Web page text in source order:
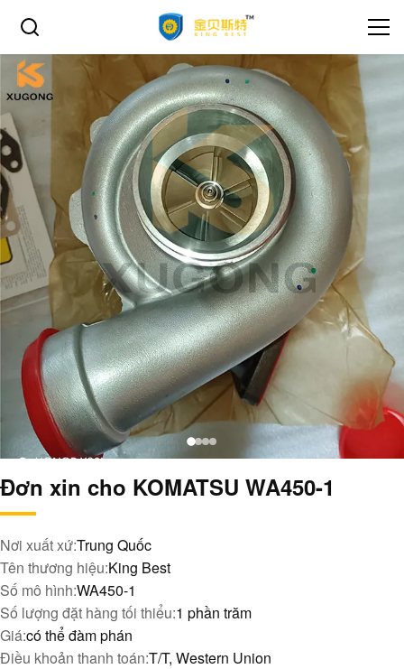
Đơn xin cho KOMATSU WA450-1
Nơi xuất xứ:Trung Quốc
Tên thương hiệu:King Best
Số mô hình:WA450-1
Số lượng đặt hàng tối thiểu:1 phần trăm
Giá:có thể đàm phán
Điều khoản thanh toán:T/T, Western Union